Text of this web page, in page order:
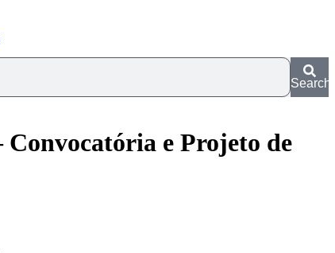
Search
e Projeto de